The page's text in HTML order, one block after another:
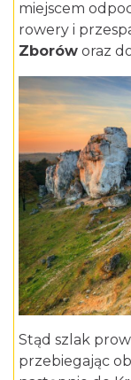
miejscem
rowery i
Zborów oraz
Stąd szlak
przebiegając